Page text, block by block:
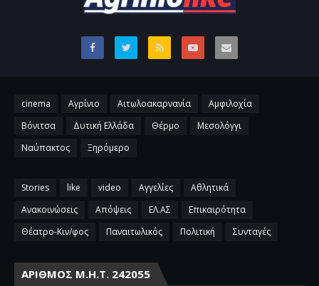
cinema Αγρίνιο Αιτωλοακαρνανία
Αμφιλοχία
Βόνιτσα
Δυτική Ελλάδα Θέρμο
Μεσολόγγι
Ναύπακτος
Ξηρόμερο
Stories like video Αγγελίες
Αθλητικά
Ανακοινώσεις
Απόψεις ΕΛ.ΑΣ
Επικαιρότητα
Θέατρο-Κιν/φος
Παναιτωλικός Πολιτική Συνταγές
ΑΡΙΘΜΌΣ Μ.Η.Τ. 242055